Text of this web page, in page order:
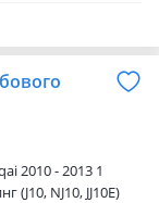
ТК, автобусов и
2010 - 2013 1
(J10, NJ10, JJ10E)